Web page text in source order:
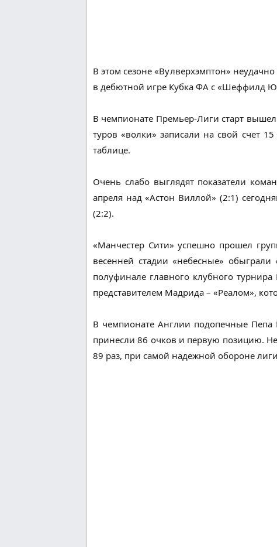
В этом сезоне «Вулверхэмптон»
в дебютной игре Кубка ФА с «Шеффилд
В чемпионате Премьер-Лиги старт
туров «волки» записали на свой счет
таблице.
Очень слабо выглядят показатели
апреля над «Астон Виллой» (2:1)
(2:2).
«Манчестер Сити» успешно прошел
весенней стадии «небесные»
полуфинале главного клубного
представителем Мадрида – «Реалом»,
В чемпионате Англии подопечные Пепа
принесли 86 очков и первую позицию.
89 раз, при самой надежной обороне